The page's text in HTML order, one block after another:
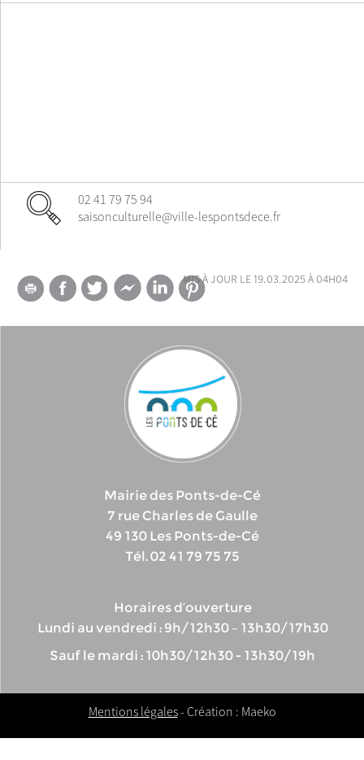
02 41 79 75 94
saisonculturelle@ville-lespontsdece.fr
mis à jour le 19.03.2025 à 04h04
Mairie des Ponts-de-Cé
7 rue Charles de Gaulle
49 130 Les Ponts-de-Cé
Tél. 02 41 79 75 75
Horaires d’ouverture
Lundi au vendredi : 9h/12h30 – 13h30/17h30
Sauf le mardi : 10h30/12h30 - 13h30/19h
Mentions légales- Création : Maeko